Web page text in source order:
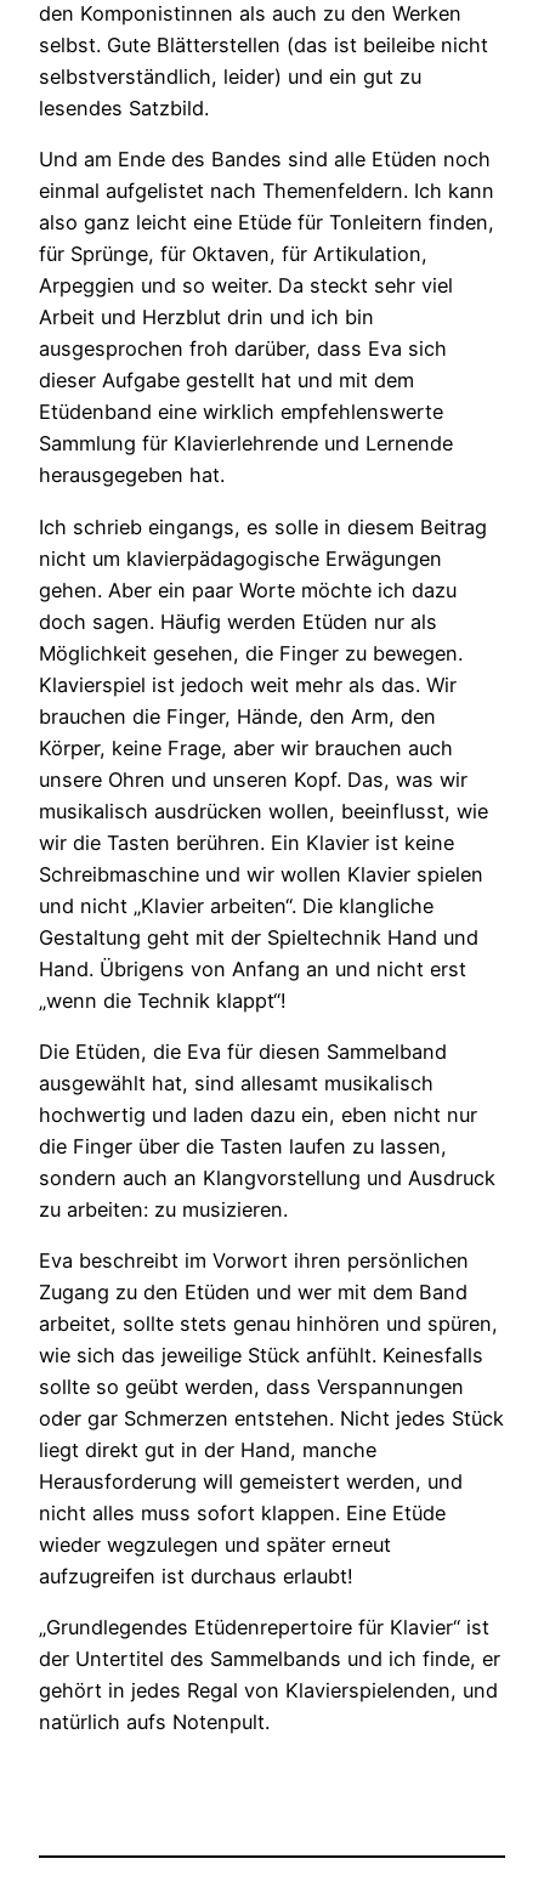
den Komponistinnen als auch zu den Werken
selbst. Gute Blätterstellen (das ist beileibe nicht
selbstverständlich, leider) und ein gut zu
lesendes Satzbild.
Und am Ende des Bandes sind alle Etüden noch
einmal aufgelistet nach Themenfeldern. Ich kann
also ganz leicht eine Etüde für Tonleitern finden,
für Sprünge, für Oktaven, für Artikulation,
Arpeggien und so weiter. Da steckt sehr viel
Arbeit und Herzblut drin und ich bin
ausgesprochen froh darüber, dass Eva sich
dieser Aufgabe gestellt hat und mit dem
Etüdenband eine wirklich empfehlenswerte
Sammlung für Klavierlehrende und Lernende
herausgegeben hat.
Ich schrieb eingangs, es solle in diesem Beitrag
nicht um klavierpädagogische Erwägungen
gehen. Aber ein paar Worte möchte ich dazu
doch sagen. Häufig werden Etüden nur als
Möglichkeit gesehen, die Finger zu bewegen.
Klavierspiel ist jedoch weit mehr als das. Wir
brauchen die Finger, Hände, den Arm, den
Körper, keine Frage, aber wir brauchen auch
unsere Ohren und unseren Kopf. Das, was wir
musikalisch ausdrücken wollen, beeinflusst, wie
wir die Tasten berühren. Ein Klavier ist keine
Schreibmaschine und wir wollen Klavier spielen
und nicht „Klavier arbeiten“. Die klangliche
Gestaltung geht mit der Spieltechnik Hand und
Hand. Übrigens von Anfang an und nicht erst
„wenn die Technik klappt“!
Die Etüden, die Eva für diesen Sammelband
ausgewählt hat, sind allesamt musikalisch
hochwertig und laden dazu ein, eben nicht nur
die Finger über die Tasten laufen zu lassen,
sondern auch an Klangvorstellung und Ausdruck
zu arbeiten: zu musizieren.
Eva beschreibt im Vorwort ihren persönlichen
Zugang zu den Etüden und wer mit dem Band
arbeitet, sollte stets genau hinhören und spüren,
wie sich das jeweilige Stück anfühlt. Keinesfalls
sollte so geübt werden, dass Verspannungen
oder gar Schmerzen entstehen. Nicht jedes Stück
liegt direkt gut in der Hand, manche
Herausforderung will gemeistert werden, und
nicht alles muss sofort klappen. Eine Etüde
wieder wegzulegen und später erneut
aufzugreifen ist durchaus erlaubt!
„Grundlegendes Etüdenrepertoire für Klavier“ ist
der Untertitel des Sammelbands und ich finde, er
gehört in jedes Regal von Klavierspielenden, und
natürlich aufs Notenpult.